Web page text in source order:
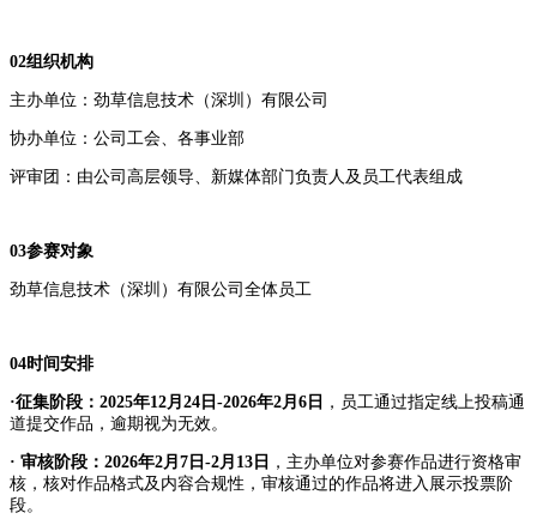
02组织机构
主办单位：劲草信息技术（深圳）有限公司
协办单位：公司工会、各事业部
评审团：由公司高层领导、新媒体部门负责人及员工代表组成
03参赛对象
劲草信息技术（深圳）有限公司全体员工
04时间安排
·征集阶段 ： 2025年12月24 日-2026年2月6日 ，员工通过指定线上投稿通
道提交作品，逾期视为无效。
· 审核阶段：2026年2月7日-2月13日 ，主办单位对参赛作品进行资格审
核，核对作品格式及内容合规性，审核通过的作品将进入展示投票阶
段。